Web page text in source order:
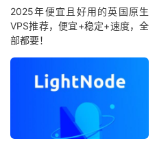
2025年便宜且好用的英国原生
VPS推荐，便宜+稳定+速度，全
部都要！